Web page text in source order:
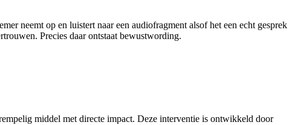
neemt op en luistert naar een audiofragment alsof het een echt gesprek
Precies daar ontstaat bewustwording.
middel met directe impact. Deze interventie is ontwikkeld door